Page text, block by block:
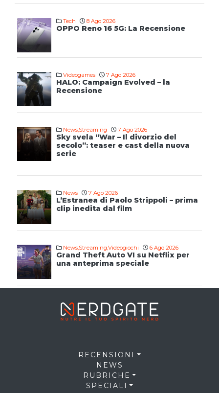
Tech 8 Ago 2026
OPPO Reno 16 5G: La Recensione
Videogames 7 Ago 2026
HALO: Campaign Evolved – la
Recensione
News,Streaming 7 Ago 2026
Sky svela “War – Il divorzio del
secolo”: teaser e cast della nuova
serie
News 7 Ago 2026
L’Estranea di Paolo Strippoli – prima
clip inedita dal film
News,Streaming,Videogiochi 6 Ago 2026
Grand Theft Auto VI su Netflix per
una anteprima speciale
RECENSIONI
NEWS
RUBRICHE
SPECIALI